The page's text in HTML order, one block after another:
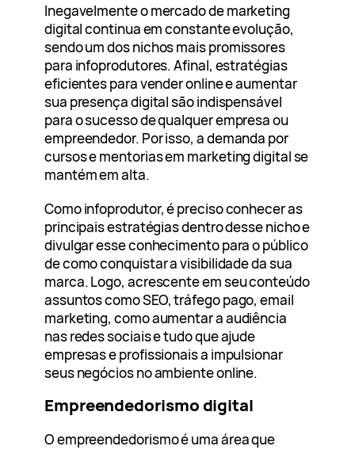
Inegavelmente o mercado de marketing
digital continua em constante evolução,
sendo um dos nichos mais promissores
para infoprodutores. Afinal, estratégias
eficientes para vender online e aumentar
sua presença digital são indispensável
para o sucesso de qualquer empresa ou
empreendedor. Por isso, a demanda por
cursos e mentorias em marketing digital se
mantém em alta.
Como infoprodutor, é preciso conhecer as
principais estratégias dentro desse nicho e
divulgar esse conhecimento para o público
de como conquistar a visibilidade da sua
marca. Logo, acrescente em seu conteúdo
assuntos como SEO, tráfego pago, email
marketing, como aumentar a audiência
nas redes sociais e tudo que ajude
empresas e profissionais a impulsionar
seus negócios no ambiente online.
Empreendedorismo digital
O empreendedorismo é uma área que